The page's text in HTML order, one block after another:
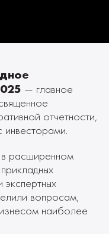
— главное
отчетности,
инвесторами.
расширенном
экспертных
вопросам,
наиболее